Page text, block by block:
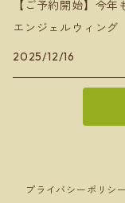
【ご予約開始】今
エンジェルウィング
2025/12/16
プライバシーポリシー